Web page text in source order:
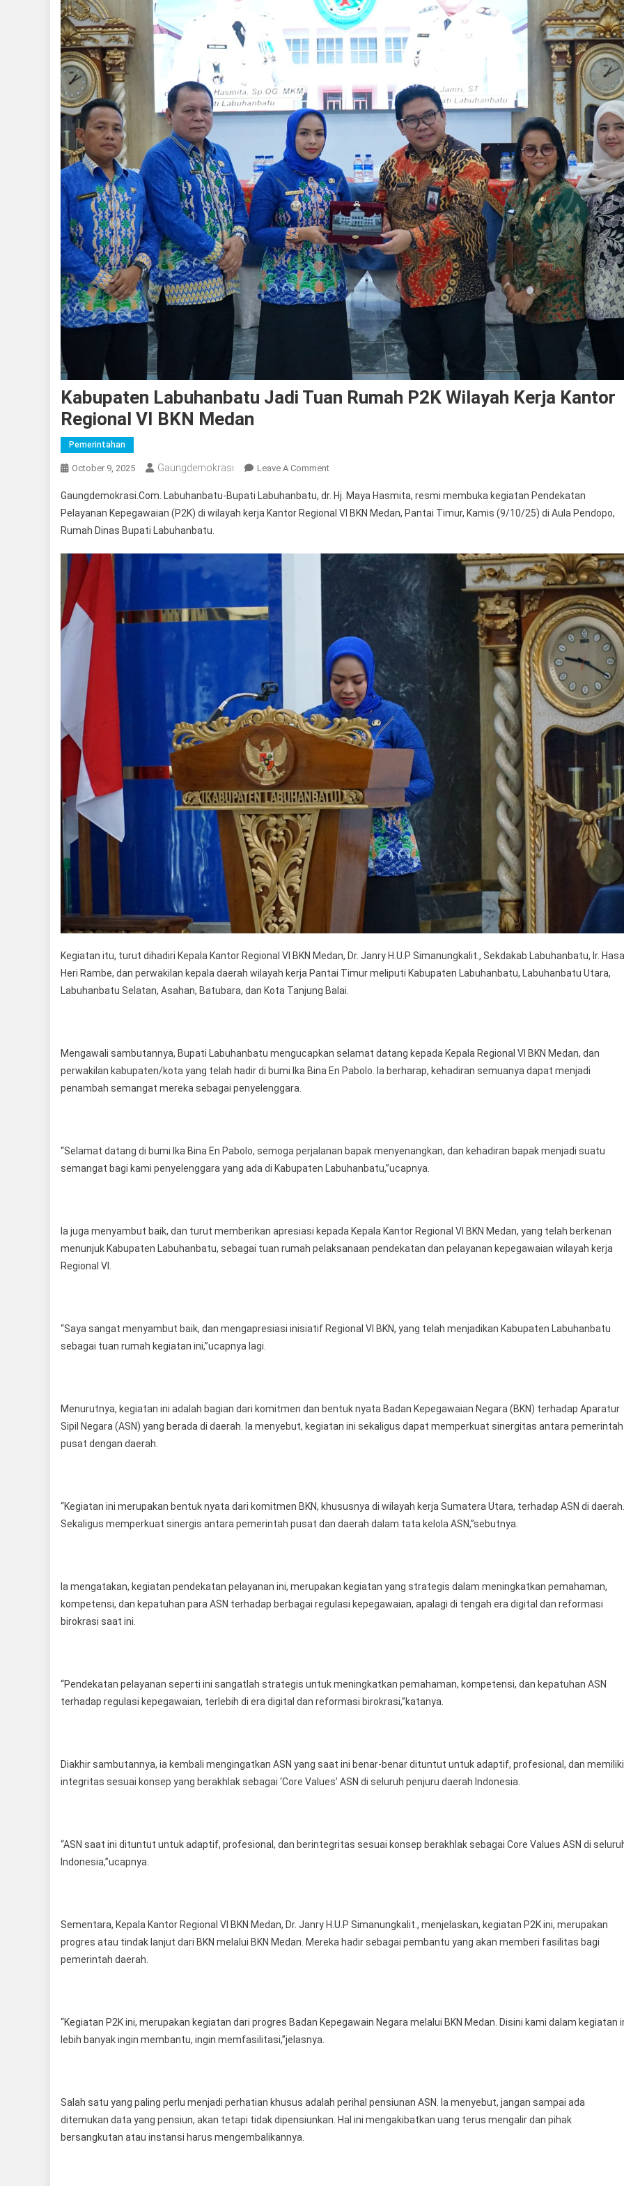
Kabupaten Labuhanbatu Jadi Tuan Rumah P2K Wilayah Kerja Kantor
Regional VI BKN Medan
Pemerintahan
October 9, 2025 Gaungdemokrasi Leave A CommentOn
Labuhanbatu
Jadi
P2K
Kerja
Kantor
Regional
VI
BKN
Medan
Gaungdemokrasi.Com. Labuhanbatu-Bupati Labuhanbatu, dr. Hj. Maya Hasmita, resmi membuka kegiatan Pendekatan
Pelayanan Kepegawaian (P2K) di wilayah kerja Kantor Regional VI BKN Medan, Pantai Timur, Kamis (9/10/25) di Aula Pendopo,
Rumah Dinas Bupati Labuhanbatu.
Kegiatan itu, turut dihadiri Kepala Kantor Regional VI BKN Medan, Dr. Janry H.U.P Simanungkalit., Sekdakab Labuhanbatu, Ir.
Heri Rambe, dan perwakilan kepala daerah wilayah kerja Pantai Timur meliputi Kabupaten Labuhanbatu, Labuhanbatu Utara,
Labuhanbatu Selatan, Asahan, Batubara, dan Kota Tanjung Balai.
Mengawali sambutannya, Bupati Labuhanbatu mengucapkan selamat datang kepada Kepala Regional VI BKN Medan, dan
perwakilan kabupaten/kota yang telah hadir di bumi Ika Bina En Pabolo. Ia berharap, kehadiran semuanya dapat menjadi
penambah semangat mereka sebagai penyelenggara.
“Selamat datang di bumi Ika Bina En Pabolo, semoga perjalanan bapak menyenangkan, dan kehadiran bapak menjadi suatu
semangat bagi kami penyelenggara yang ada di Kabupaten Labuhanbatu,”ucapnya.
Ia juga menyambut baik, dan turut memberikan apresiasi kepada Kepala Kantor Regional VI BKN Medan, yang telah berkenan
menunjuk Kabupaten Labuhanbatu, sebagai tuan rumah pelaksanaan pendekatan dan pelayanan kepegawaian wilayah kerja
Regional VI.
“Saya sangat menyambut baik, dan mengapresiasi inisiatif Regional VI BKN, yang telah menjadikan Kabupaten Labuhanbatu
sebagai tuan rumah kegiatan ini,”ucapnya lagi.
Menurutnya, kegiatan ini adalah bagian dari komitmen dan bentuk nyata Badan Kepegawaian Negara (BKN) terhadap Aparatur
Sipil Negara (ASN) yang berada di daerah. Ia menyebut, kegiatan ini sekaligus dapat memperkuat sinergitas antara pemerintah
pusat dengan daerah.
“Kegiatan ini merupakan bentuk nyata dari komitmen BKN, khususnya di wilayah kerja Sumatera Utara, terhadap ASN di daerah.
Sekaligus memperkuat sinergis antara pemerintah pusat dan daerah dalam tata kelola ASN,”sebutnya.
Ia mengatakan, kegiatan pendekatan pelayanan ini, merupakan kegiatan yang strategis dalam meningkatkan pemahaman,
kompetensi, dan kepatuhan para ASN terhadap berbagai regulasi kepegawaian, apalagi di tengah era digital dan reformasi
birokrasi saat ini.
“Pendekatan pelayanan seperti ini sangatlah strategis untuk meningkatkan pemahaman, kompetensi, dan kepatuhan ASN
terhadap regulasi kepegawaian, terlebih di era digital dan reformasi birokrasi,”katanya.
Diakhir sambutannya, ia kembali mengingatkan ASN yang saat ini benar-benar dituntut untuk adaptif, profesional, dan memiliki
integritas sesuai konsep yang berakhlak sebagai ‘Core Values’ ASN di seluruh penjuru daerah Indonesia.
“ASN saat ini dituntut untuk adaptif, profesional, dan berintegritas sesuai konsep berakhlak sebagai Core Values ASN di
Indonesia,”ucapnya.
Sementara, Kepala Kantor Regional VI BKN Medan, Dr. Janry H.U.P Simanungkalit., menjelaskan, kegiatan P2K ini, merupakan
progres atau tindak lanjut dari BKN melalui BKN Medan. Mereka hadir sebagai pembantu yang akan memberi fasilitas bagi
pemerintah daerah.
“Kegiatan P2K ini, merupakan kegiatan dari progres Badan Kepegawain Negara melalui BKN Medan. Disini kami dalam kegiatan
lebih banyak ingin membantu, ingin memfasilitasi,”jelasnya.
Salah satu yang paling perlu menjadi perhatian khusus adalah perihal pensiunan ASN. Ia menyebut, jangan sampai ada
ditemukan data yang pensiun, akan tetapi tidak dipensiunkan. Hal ini mengakibatkan uang terus mengalir dan pihak
bersangkutan atau instansi harus mengembalikannya.